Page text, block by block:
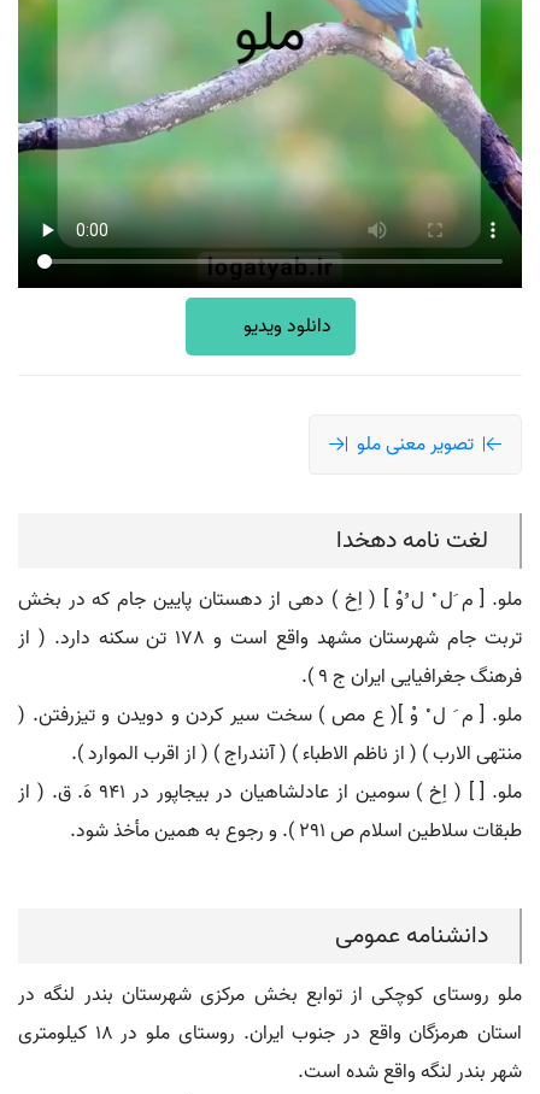
دانلود ویدیو
تصویر معنی ملو
لغت نامه دهخدا
ملو. [ م َل ْ ل ُوْ ] ( اِخ ) دهی از دهستان پایین جام که در بخش
تربت جام شهرستان مشهد واقع است و 178 تن سکنه دارد. ( از
فرهنگ جغرافیایی ایران ج 9 ).
ملو. [ م َ ل ْ وْ ]( ع مص ) سخت سیر کردن و دویدن و تیزرفتن. (
منتهی الارب ) ( از ناظم الاطباء ) ( آنندراج ) ( از اقرب الموارد ).
ملو. [ ] ( اِخ ) سومین از عادلشاهیان در بیجاپور در 941 هَ. ق. ( از
طبقات سلاطین اسلام ص 291 ). و رجوع به همین مأخذ شود.
دانشنامه عمومی
ملو روستای کوچکی از توابع بخش مرکزی شهرستان بندر لنگه در
استان هرمزگان واقع در جنوب ایران. روستای ملو در ۱۸ کیلومتری
شهر بندر لنگه واقع شده است.